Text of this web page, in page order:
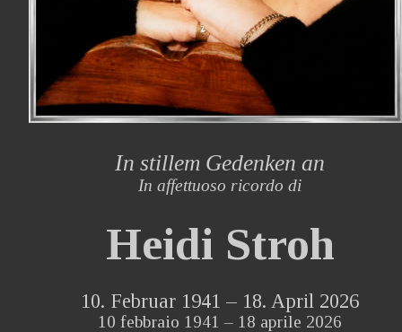
In stillem Gedenken an
In affettuoso ricordo di
Heidi Stroh
10. Februar 1941 – 18. April 2026
10 febbraio 1941 – 18 aprile 2026